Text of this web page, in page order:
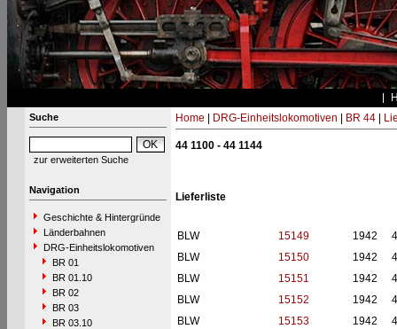
Suche
zur erweiterten Suche
Navigation
Geschichte & Hintergründe
Länderbahnen
DRG-Einheitslokomotiven
BR 01
BR 01.10
BR 02
BR 03
BR 03.10
Home DRG-Einheitslokomotiven BR 44|
44 1100 - 44 1144
Lieferliste
BLW 15149 1942
BLW
15150 1942
BLW
15151 1942
BLW
15152 1942
BLW
15153 1942